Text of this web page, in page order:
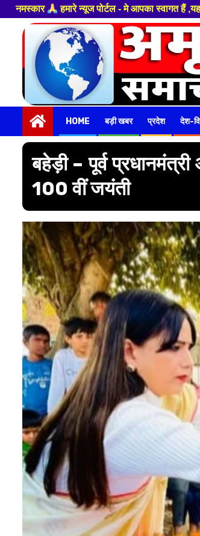
,यहाँ आपको हमेशा ताजा खबरों से रूबरू कराया
HOME बड़ी खबर प्रदेश देश-
बहेड़ी – पूर्व
100 वीं जयंती